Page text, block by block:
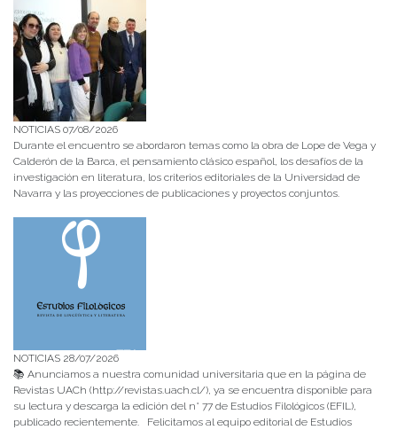
NOTICIAS 07/08/2026
Durante el encuentro se abordaron temas como la obra de Lope de Vega y
Calderón de la Barca, el pensamiento clásico español, los desafíos de la
investigación en literatura, los criterios editoriales de la Universidad de
Navarra y las proyecciones de publicaciones y proyectos conjuntos.
NOTICIAS 28/07/2026
📚 Anunciamos a nuestra comunidad universitaria que en la página de
Revistas UACh (http://revistas.uach.cl/), ya se encuentra disponible para
su lectura y descarga la edición del n° 77 de Estudios Filológicos (EFIL),
publicado recientemente. Felicitamos al equipo editorial de Estudios